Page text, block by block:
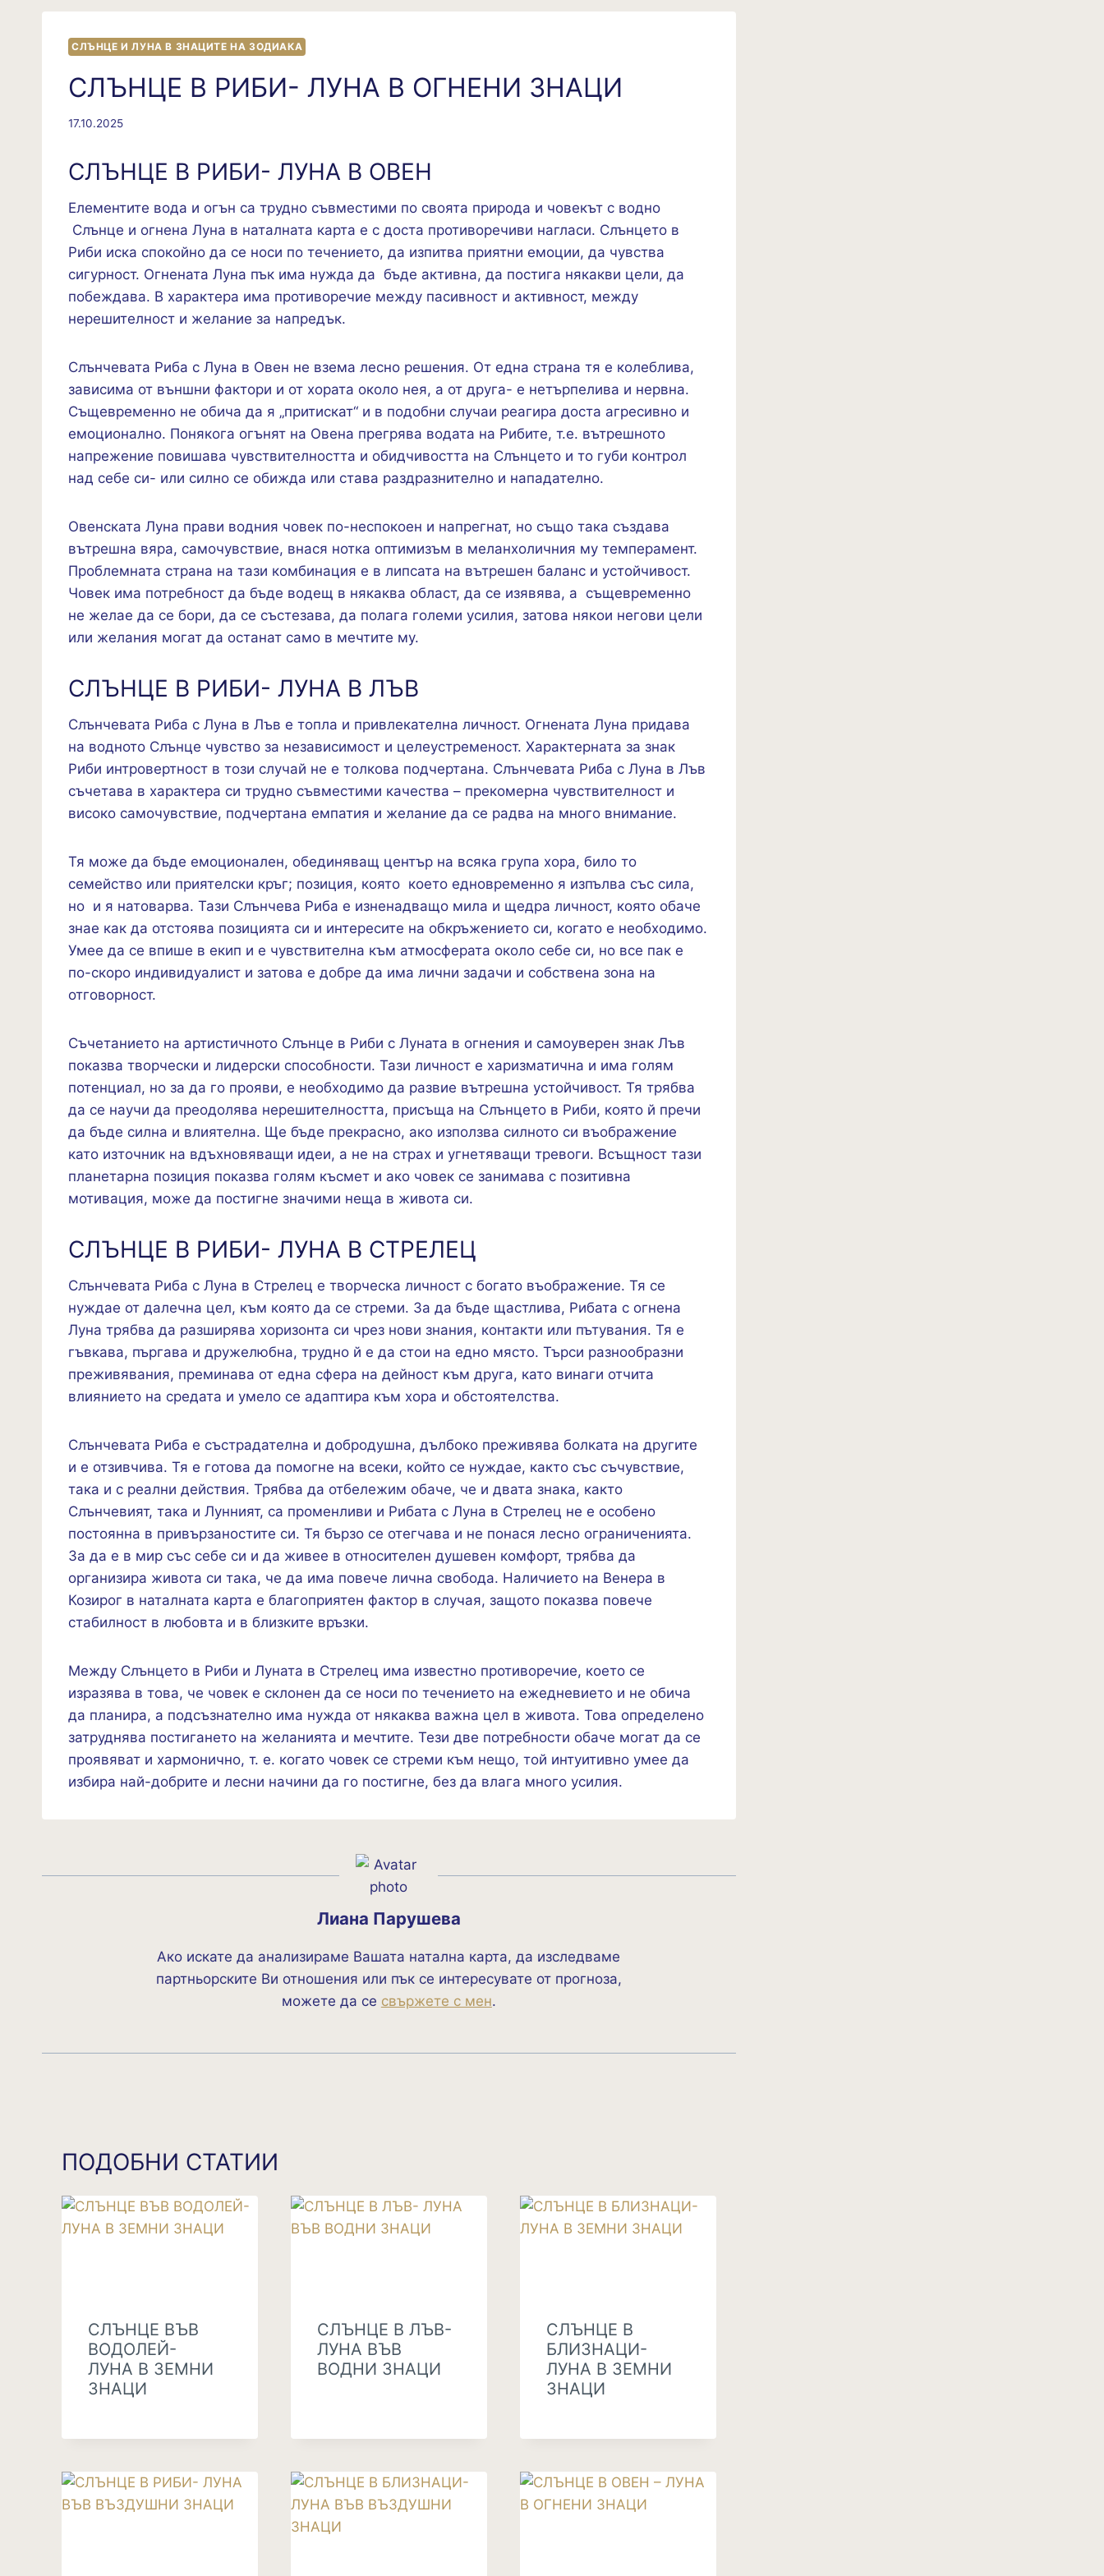
СЛЪНЦЕ И ЛУНА В ЗНАЦИТЕ НА ЗОДИАКА
СЛЪНЦЕ В РИБИ- ЛУНА В ОГНЕНИ ЗНАЦИ
17.10.2025
СЛЪНЦЕ В РИБИ- ЛУНА В ОВЕН
Елементите вода и огън са трудно съвместими по своята природа и човекът с водно
Слънце и огнена Луна в наталната карта е с доста противоречиви нагласи. Слънцето в
Риби иска спокойно да се носи по течението, да изпитва приятни емоции, да чувства
сигурност. Огнената Луна пък има нужда да бъде активна, да постига някакви цели, да
побеждава. В характера има противоречие между пасивност и активност, между
нерешителност и желание за напредък.
Слънчевата Риба с Луна в Овен не взема лесно решения. От една страна тя е колеблива,
зависима от външни фактори и от хората около нея, а от друга- е нетърпелива и нервна.
Същевременно не обича да я „притискат“ и в подобни случаи реагира доста агресивно и
емоционално. Понякога огънят на Овена прегрява водата на Рибите, т.е. вътрешното
напрежение повишава чувствителността и обидчивостта на Слънцето и то губи контрол
над себе си- или силно се обижда или става раздразнително и нападателно.
Овенската Луна прави водния човек по-неспокоен и напрегнат, но също така създава
вътрешна вяра, самочувствие, внася нотка оптимизъм в меланхоличния му темперамент.
Проблемната страна на тази комбинация е в липсата на вътрешен баланс и устойчивост.
Човек има потребност да бъде водещ в някаква област, да се изявява, а същевременно
не желае да се бори, да се състезава, да полага големи усилия, затова някои негови цели
или желания могат да останат само в мечтите му.
СЛЪНЦЕ В РИБИ- ЛУНА В ЛЪВ
Слънчевата Риба с Луна в Лъв е топла и привлекателна личност. Огнената Луна придава
на водното Слънце чувство за независимост и целеустременост. Характерната за знак
Риби интровертност в този случай не е толкова подчертана. Слънчевата Риба с Луна в Лъв
съчетава в характера си трудно съвместими качества – прекомерна чувствителност и
високо самочувствие, подчертана емпатия и желание да се радва на много внимание.
Тя може да бъде емоционален, обединяващ център на всяка група хора, било то
семейство или приятелски кръг; позиция, която което едновременно я изпълва със сила,
но и я натоварва. Тази Слънчева Риба е изненадващо мила и щедра личност, която обаче
знае как да отстоява позицията си и интересите на обкръжението си, когато е необходимо.
Умее да се впише в екип и е чувствителна към атмосферата около себе си, но все пак е
по-скоро индивидуалист и затова е добре да има лични задачи и собствена зона на
отговорност.
Съчетанието на артистичното Слънце в Риби с Луната в огнения и самоуверен знак Лъв
показва творчески и лидерски способности. Тази личност е харизматична и има голям
потенциал, но за да го прояви, е необходимо да развие вътрешна устойчивост. Тя трябва
да се научи да преодолява нерешителността, присъща на Слънцето в Риби, която й пречи
да бъде силна и влиятелна. Ще бъде прекрасно, ако използва силното си въображение
като източник на вдъхновяващи идеи, а не на страх и угнетяващи тревоги. Всъщност тази
планетарна позиция показва голям късмет и ако човек се занимава с позитивна
мотивация, може да постигне значими неща в живота си.
СЛЪНЦЕ В РИБИ- ЛУНА В СТРЕЛЕЦ
Слънчевата Риба с Луна в Стрелец е творческа личност с богато въображение. Тя се
нуждае от далечна цел, към която да се стреми. За да бъде щастлива, Рибата с огнена
Луна трябва да разширява хоризонта си чрез нови знания, контакти или пътувания. Тя е
гъвкава, пъргава и дружелюбна, трудно й е да стои на едно място. Търси разнообразни
преживявания, преминава от една сфера на дейност към друга, като винаги отчита
влиянието на средата и умело се адаптира към хора и обстоятелства.
Слънчевата Риба е състрадателна и добродушна, дълбоко преживява болката на другите
и е отзивчива. Тя е готова да помогне на всеки, който се нуждае, както със съчувствие,
така и с реални действия. Трябва да отбележим обаче, че и двата знака, както
Слънчевият, така и Лунният, са променливи и Рибата с Луна в Стрелец не е особено
постоянна в привързаностите си. Тя бързо се отегчава и не понася лесно ограниченията.
За да е в мир със себе си и да живее в относителен душевен комфорт, трябва да
организира живота си така, че да има повече лична свобода. Наличието на Венера в
Козирог в наталната карта е благоприятен фактор в случая, защото показва повече
стабилност в любовта и в близките връзки.
Между Слънцето в Риби и Луната в Стрелец има известно противоречие, което се
изразява в това, че човек е склонен да се носи по течението на ежедневието и не обича
да планира, а подсъзнателно има нужда от някаква важна цел в живота. Това определено
затруднява постигането на желанията и мечтите. Тези две потребности обаче могат да се
проявяват и хармонично, т. е. когато човек се стреми към нещо, той интуитивно умее да
избира най-добрите и лесни начини да го постигне, без да влага много усилия.
Лиана Парушева
Ако искате да анализираме Вашата натална карта, да изследваме
партньорските Ви отношения или пък се интересувате от прогноза,
можете да се свържете с мен.
ПОДОБНИ СТАТИИ
СЛЪНЦЕ ВЪВ
ВОДОЛЕЙ-
ЛУНА В ЗЕМНИ
ЗНАЦИ
СЛЪНЦЕ В ЛЪВ-
ЛУНА ВЪВ
ВОДНИ ЗНАЦИ
СЛЪНЦЕ В
БЛИЗНАЦИ-
ЛУНА В ЗЕМНИ
ЗНАЦИ